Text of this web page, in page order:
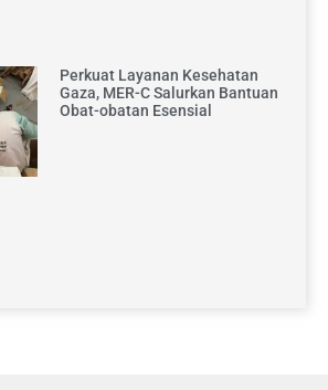
Perkuat Layanan Kesehatan
Gaza, MER-C Salurkan Bantuan
Obat-obatan Esensial